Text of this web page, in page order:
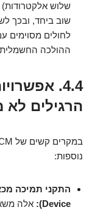
שלוש אלקטרודות)
שוב ביחד, ובכך
ההולכה
4.4.
הרגילים לא
נוספות:
Device):
אלה